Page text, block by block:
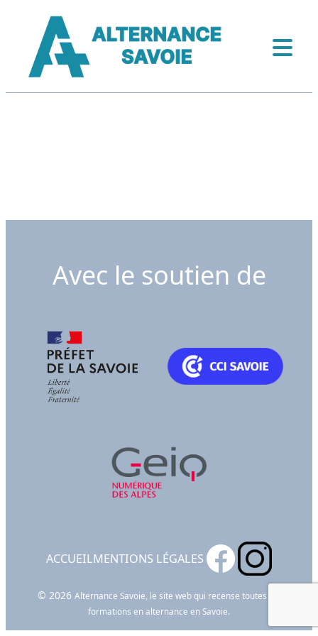
Avec le soutien de
ACCUEILMENTIONS LÉGALES
© 2026 Alternance Savoie, le site web qui recense toutes les
formations en alternance en Savoie.